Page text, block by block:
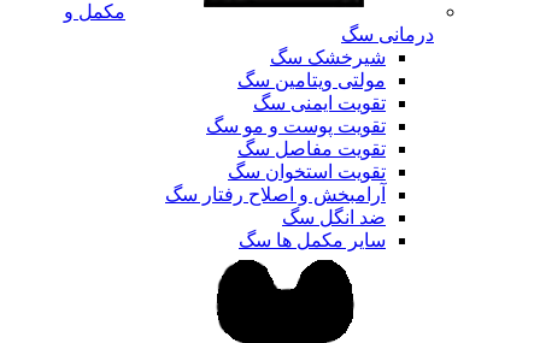
مکمل و
درمانی سگ
شیرخشک سگ
مولتی ویتامین سگ
تقویت ایمنی سگ
تقویت پوست و مو سگ
تقویت مفاصل سگ
تقویت استخوان سگ
آرامبخش و اصلاح رفتار سگ
ضد انگل سگ
سایر مکمل ها سگ